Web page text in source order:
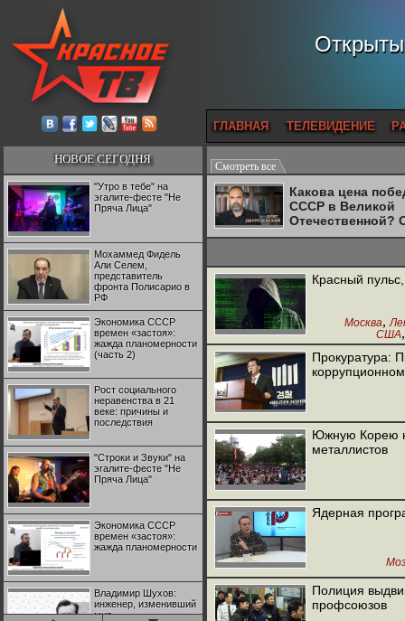
ГЛАВНАЯ ТЕЛЕВИДЕНИЕ
НОВОЕ СЕГОДНЯ
"Утро в тебе" на
эгалите-фесте "Не
Пряча Лица"
Мохаммед Фидель
Али Селем,
представитель
фронта Полисарио в
РФ
Экономика СССР
времен «застоя»:
жажда планомерности
(часть 2)
Рост социального
неравенства в 21
веке: причины и
последствия
"Строки и Звуки" на
эгалите-фесте "Не
Пряча Лица"
Экономика СССР
времен «застоя»:
жажда планомерности
Владимир Шухов:
инженер, изменивший
мир
Смотреть все
Какова цена
СССР в Великой
Отечественной?
Двуреченский о
Красный
Москва,
США
Испания,
Италия ,
Прокуратура:
Южную Корею
металлистов
Ядерная
Полиция
профсоюзов